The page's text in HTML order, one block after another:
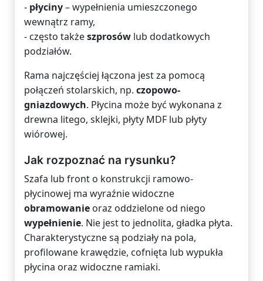
- płyciny– wypełnienia umieszczonego
wewnątrz ramy,
- często takżeszprosów lub dodatkowych
podziałów.
Rama najczęściej łączona jest za pomocą
połączeń stolarskich, np. czopowo-
gniazdowych. Płycina może być wykonana z
drewna litego, sklejki, płyty MDF lub płyty
wiórowej.
Jak rozpoznać na rysunku?
Szafa lub front o konstrukcji ramowo-
płycinowej ma wyraźnie widoczne
obramowanie oraz oddzielone od niego
wypełnienie. Nie jest to jednolita, gładka płyta.
Charakterystyczne są podziały na pola,
profilowane krawędzie, cofnięta lub wypukła
płycina oraz widoczne ramiaki.